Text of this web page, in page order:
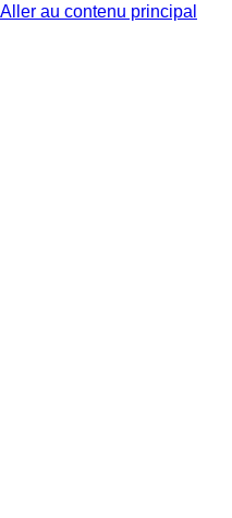
Aller au contenu principal